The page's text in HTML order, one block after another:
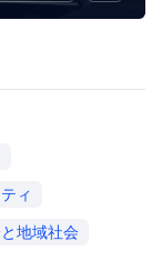
ィ
地域社会